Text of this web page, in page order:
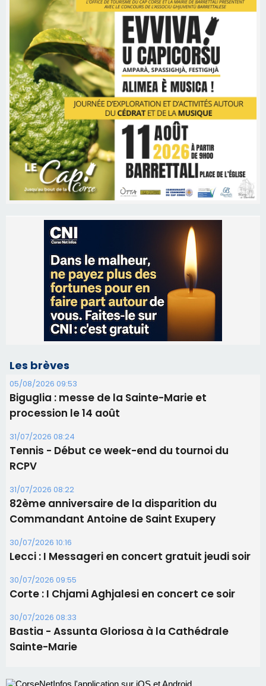
Les brèves
05/08/2026 09:53
Biguglia : messe de la Sainte-Marie et
procession le 14 août
31/07/2026 08:24
Tennis - Début ce week-end du tournoi du
RCPV
31/07/2026 08:22
82ème anniversaire de la disparition du
Commandant Antoine de Saint Exupery
30/07/2026 10:16
Lecci : I Messageri en concert gratuit jeudi soir
30/07/2026 09:55
Corte : I Chjami Aghjalesi en concert ce soir
30/07/2026 08:33
Bastia - Assunta Gloriosa à la Cathédrale
Sainte-Marie